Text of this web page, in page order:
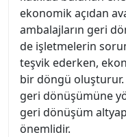
ekonomik açıdan
ambalajların geri
de işletmelerin
teşvik ederken,
bir döngü oluşturur.
geri dönüşümüne
geri dönüşüm
önemlidir.